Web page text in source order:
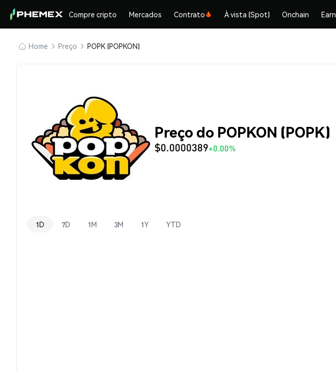
Compre cripto Mercados Contrato À vista (Spot) Onchain Earn
Home Preço POPK (POPKON)
Preço do POPKON (POPK)
$0.0000389+0.00%
1D 7D 1M 3M 1Y YTD